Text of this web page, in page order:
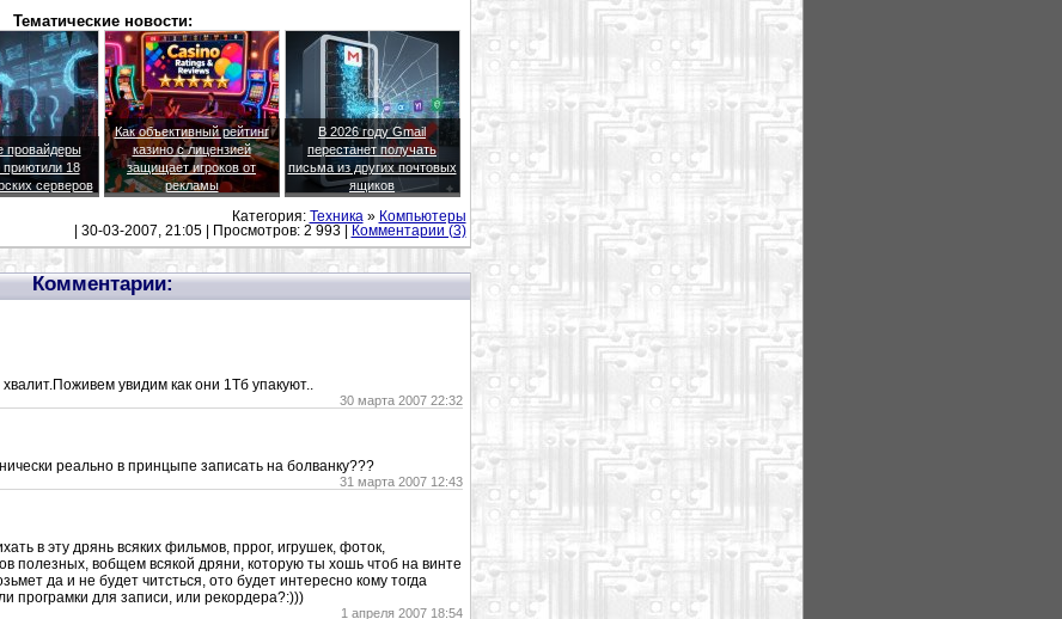
Тематические новости:
провайдеры
приютили 18
серверов
Как объективный рейтинг
казино с лицензией
защищает игроков от
рекламы
В 2026 году Gmail
перестанет получать
письма из других почтовых
ящиков
Категория: Техника » Компьютеры
| 30-03-2007, 21:05 | Просмотров: 2 993 |
Комментарии (3)
Комментарии:
увидим как они 1Тб упакуют..
30 марта 2007 22:32
реально в принцыпе записать на болванку???
31 марта 2007 12:43
в эту дрянь всяких фильмов, пррог, игрушек, фоток,
полезных, вобщем всякой дряни, которую ты хошь чтоб на винте
да и не будет читсться, ото будет интересно кому тогда
програмки для записи, или рекордера?:)))
1 апреля 2007 18:54